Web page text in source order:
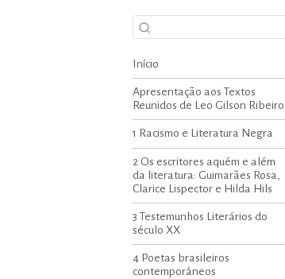
Início
Apresentação aos Textos
Reunidos de Leo Gilson Ribeiro
1 Racismo e Literatura Negra
2 Os escritores aquém e além
da literatura: Guimarães Rosa,
Clarice Lispector e Hilda Hils
3 Testemunhos Literários do
século XX
4 Poetas brasileiros
contemporâneos